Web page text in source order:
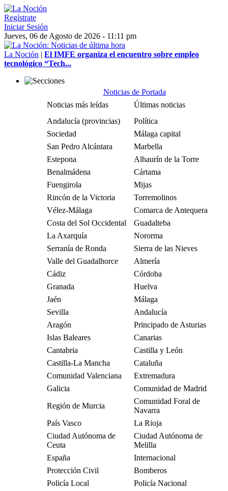
Regístrate
Iniciar Sesión
Jueves, 06 de Agosto de 2026 - 11:11 pm
La Noción | El IMFE organiza el encuentro sobre empleo
tecnológico “Tech...
Noticias de Portada
Noticias más leídas
Últimas noticias
Andalucía (provincias)
Política
Sociedad
Málaga capital
San Pedro Alcántara
Marbella
Estepona
Alhaurín de la Torre
Benalmádena
Cártama
Fuengirola
Mijas
Rincón de la Victoria
Torremolinos
Vélez-Málaga
Comarca de Antequera
Costa del Sol Occidental
Guadalteba
La Axarquía
Nororma
Serranía de Ronda
Sierra de las Nieves
Valle del Guadalhorce
Almería
Cádiz
Córdoba
Granada
Huelva
Jaén
Málaga
Sevilla
Andalucía
Aragón
Principado de Asturias
Islas Baleares
Canarias
Cantabria
Castilla y León
Castilla-La Mancha
Cataluña
Comunidad Valenciana
Extremadura
Galicia
Comunidad de Madrid
Región de Murcia
Comunidad Foral de
Navarra
País Vasco
La Rioja
Ciudad Autónoma de
Ceuta
Ciudad Autónoma de
Melilla
España
Internacional
Protección Civil
Bomberos
Policía Local
Policía Nacional